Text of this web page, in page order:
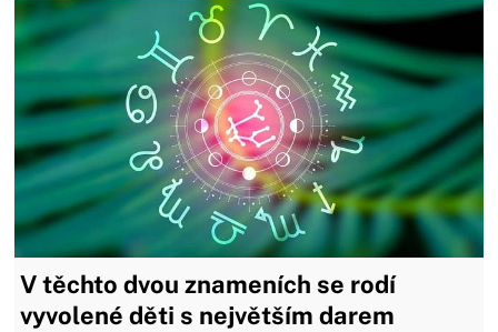
V těchto dvou znameních se rodí
vyvolené děti s největším darem